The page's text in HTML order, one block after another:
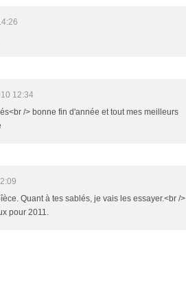
12:34
/> bonne fin d'année et tout mes meilleurs
Quant à tes sablés, je vais les essayer.<br />
pour 2011.